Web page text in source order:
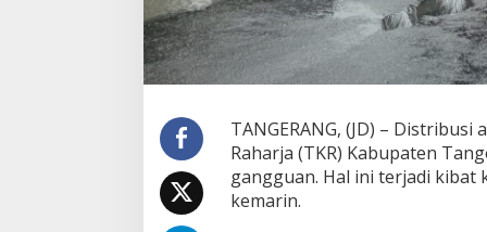
a
m
T
K
R
e
r
a
k
C
TANGERANG, (JD) –
Raharja (TKR) Kabupaten
gangguan. Hal ini terjadi kibat
kemarin.